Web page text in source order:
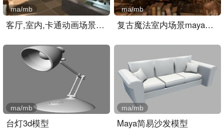
客厅,室内,卡通动画场景ma..
ma/mb
复古魔法室内场景maya模型..
ma/mb
台灯3d模型
ma/mb
Maya简易沙发模型
ma/mb